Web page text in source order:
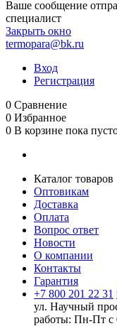
Ваше сообщение
специалист
Закрыть окно
termopara@bk.ru
Вход
Регистрация
0 Сравнение
0 Избранное
0 В корзине пока
Каталог товаров
Оптовикам
Доставка
Оплата
Вопрос ответ
Новости
О компании
Контакты
Гарантия
+7 800 201 22 31
ул. Научный
работы: Пн‑Пт с